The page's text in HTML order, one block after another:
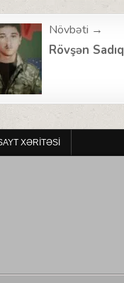
Növbəti →
Rövşən
XƏRITƏSI